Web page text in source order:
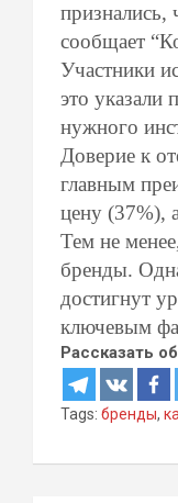
признались,
сообщает
Участники
это указали
нужного
Доверие к
главным
цену (37%),
Тем не
бренды.
достигнут
ключевым
Рассказать
Tags: бренды,